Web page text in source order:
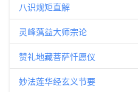
八识规矩直解
灵峰蕅益大师宗论
赞礼地藏菩萨忏愿仪
妙法莲华经玄义节要